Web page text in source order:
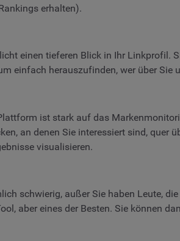
erhalten).
einen tieferen Blick in Ihr Linkprofil.
einfach herauszufinden, wer über
ist stark auf das
an denen Sie interessiert sind, quer
visualisieren.
schwierig, außer Sie haben Leute,
aber eines der Besten. Sie können